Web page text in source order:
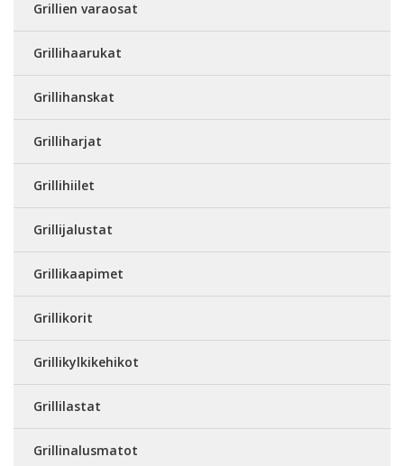
Grillien varaosat
Grillihaarukat
Grillihanskat
Grilliharjat
Grillihiilet
Grillijalustat
Grillikaapimet
Grillikorit
Grillikylkikehikot
Grillilastat
Grillinalusmatot